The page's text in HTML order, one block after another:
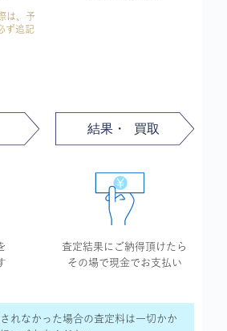
は、予
ず追記
査定結果に ご納得頂けたら
その場で現金で お支払い
れなかった場合の査定料は一切かか